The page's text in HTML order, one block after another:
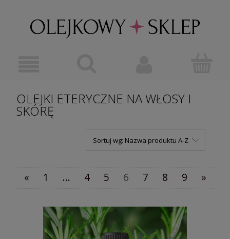
OLEJKI ETERYCZNE NA WŁOSY I
SKÓRĘ
Sortuj wg: Nazwa produktu A-Z
« 1 ... 4 5 6 7 8 9 »